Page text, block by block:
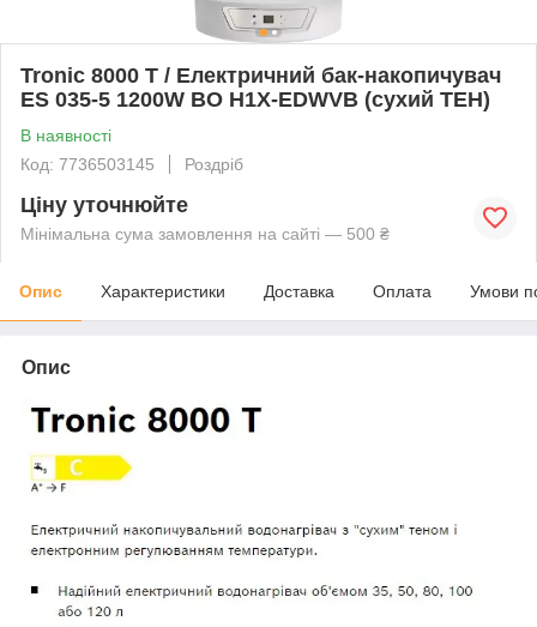
Tronic 8000 T / Електричний бак-накопичувач
ES 035-5 1200W BO H1X-EDWVB (сухий ТЕН)
В наявності
Код: 7736503145
Роздріб
Ціну уточнюйте
Мінімальна сума замовлення на сайті — 500 ₴
Опис Характеристики Доставка Оплата Умови
Опис